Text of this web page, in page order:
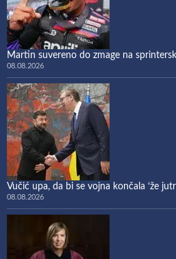
Martin suvereno do zmage na
08.08.2026
Vučić upa, da bi se vojna končala ‘že
08.08.2026